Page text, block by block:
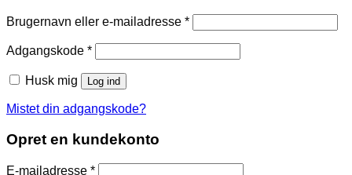
Brugernavn eller e-mailadresse *Påkrævet
Adgangskode *Påkrævet
Husk mig Log ind
Mistet din adgangskode?
Opret en kundekonto
E-mailadresse *Påkrævet